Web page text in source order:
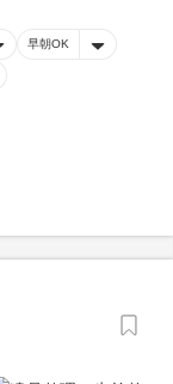
早朝OK